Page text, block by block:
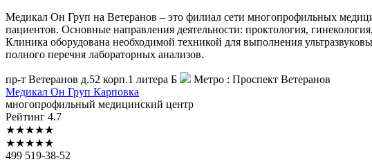
Медикал Он Груп на Ветеранов – это филиал сети многопрофильных
пациентов. Основные направления деятельности: проктология,
Клиника оборудована необходимой техникой для выполнения
полного перечня лабораторных анализов.
пр-т Ветеранов д.52 корп.1 литера Б Метро : Проспект Ветеранов
Медикал Он Груп Карповка
многопрофильный медицинский центр
Рейтинг 4.7
★★★★★
★★★★★
499 519-38-52